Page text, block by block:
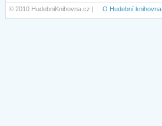
© 2010 HudebniKnihovna.cz | O Hudební knihovna